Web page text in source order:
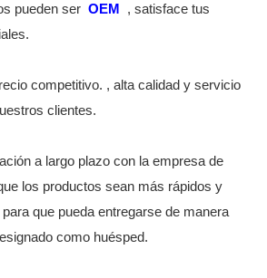
pueden ser OEM
, satisface tus
competitivo. , alta calidad y servicio
clientes.
a largo plazo con la empresa de
los productos sean más rápidos y
que pueda entregarse de manera
como huésped.